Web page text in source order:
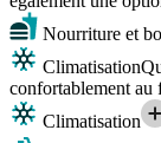
Nourriture et
Climatisation
confortablement au
Climatisation